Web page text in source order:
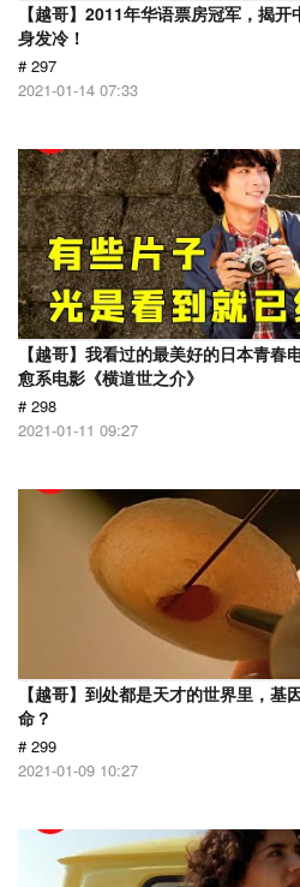
【越哥】2011年华语票房冠军，揭
身发冷！
# 297
2021-01-14 07:33
【越哥】我看过的最美好的日本青
愈系电影《横道世之介》
# 298
2021-01-11 09:27
【越哥】到处都是天才的世界里，基
命？
# 299
2021-01-09 10:27